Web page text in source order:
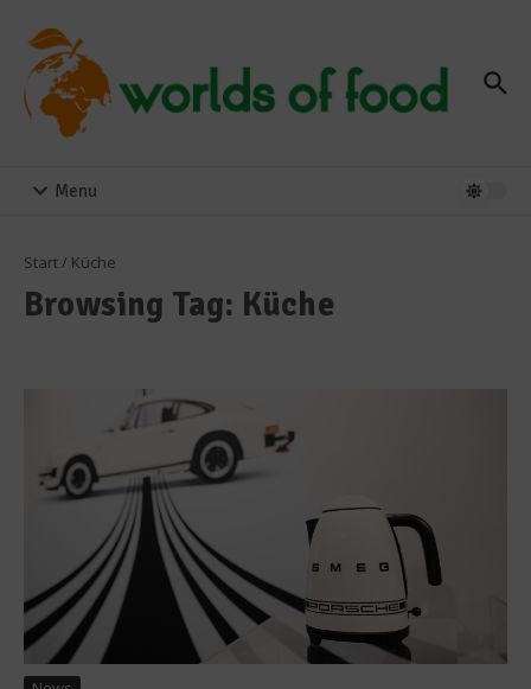
Menu
Start/ Küche
Browsing Tag: Küche